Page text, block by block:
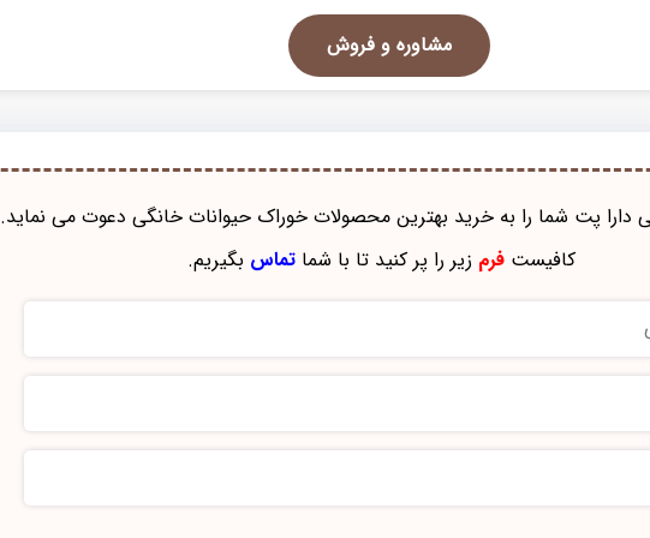
مشاوره و فروش
دارا پت شما را به خرید بهترین محصولات خوراک حيوانات خانگی دعوت می نماید.
کافیستفرم زیر را پر کنید تا با شماتماس بگیریم.